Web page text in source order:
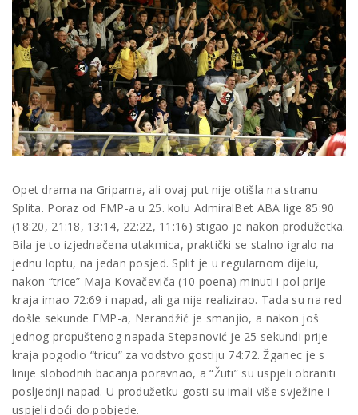
Opet drama na Gripama, ali ovaj put nije otišla na stranu
Splita. Poraz od FMP-a u 25. kolu AdmiralBet ABA lige 85:90
(18:20, 21:18, 13:14, 22:22, 11:16) stigao je nakon produžetka.
Bila je to izjednačena utakmica, praktički se stalno igralo na
jednu loptu, na jedan posjed. Split je u regularnom dijelu,
nakon “trice” Maja Kovačeviča (10 poena) minuti i pol prije
kraja imao 72:69 i napad, ali ga nije realizirao. Tada su na red
došle sekunde FMP-a, Nerandžić je smanjio, a nakon još
jednog propuštenog napada Stepanović je 25 sekundi prije
kraja pogodio “tricu” za vodstvo gostiju 74:72. Žganec je s
linije slobodnih bacanja poravnao, a “Žuti” su uspjeli obraniti
posljednji napad. U produžetku gosti su imali više svježine i
uspjeli doći do pobjede.